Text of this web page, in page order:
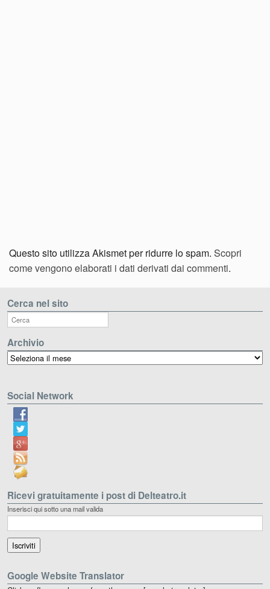
Questo sito utilizza Akismet per ridurre lo spam. Scopri
come vengono elaborati i dati derivati dai commenti.
Cerca nel sito
Archivio
Archivio
Social Network
Ricevi gratuitamente i post di Delteatro.it
Inserisci qui sotto una mail valida
Google Website Translator